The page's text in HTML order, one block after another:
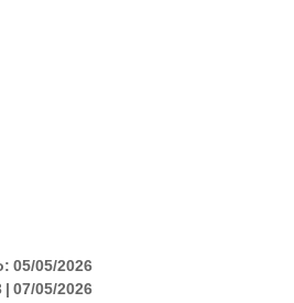
05/05/2026
| 07/05/2026